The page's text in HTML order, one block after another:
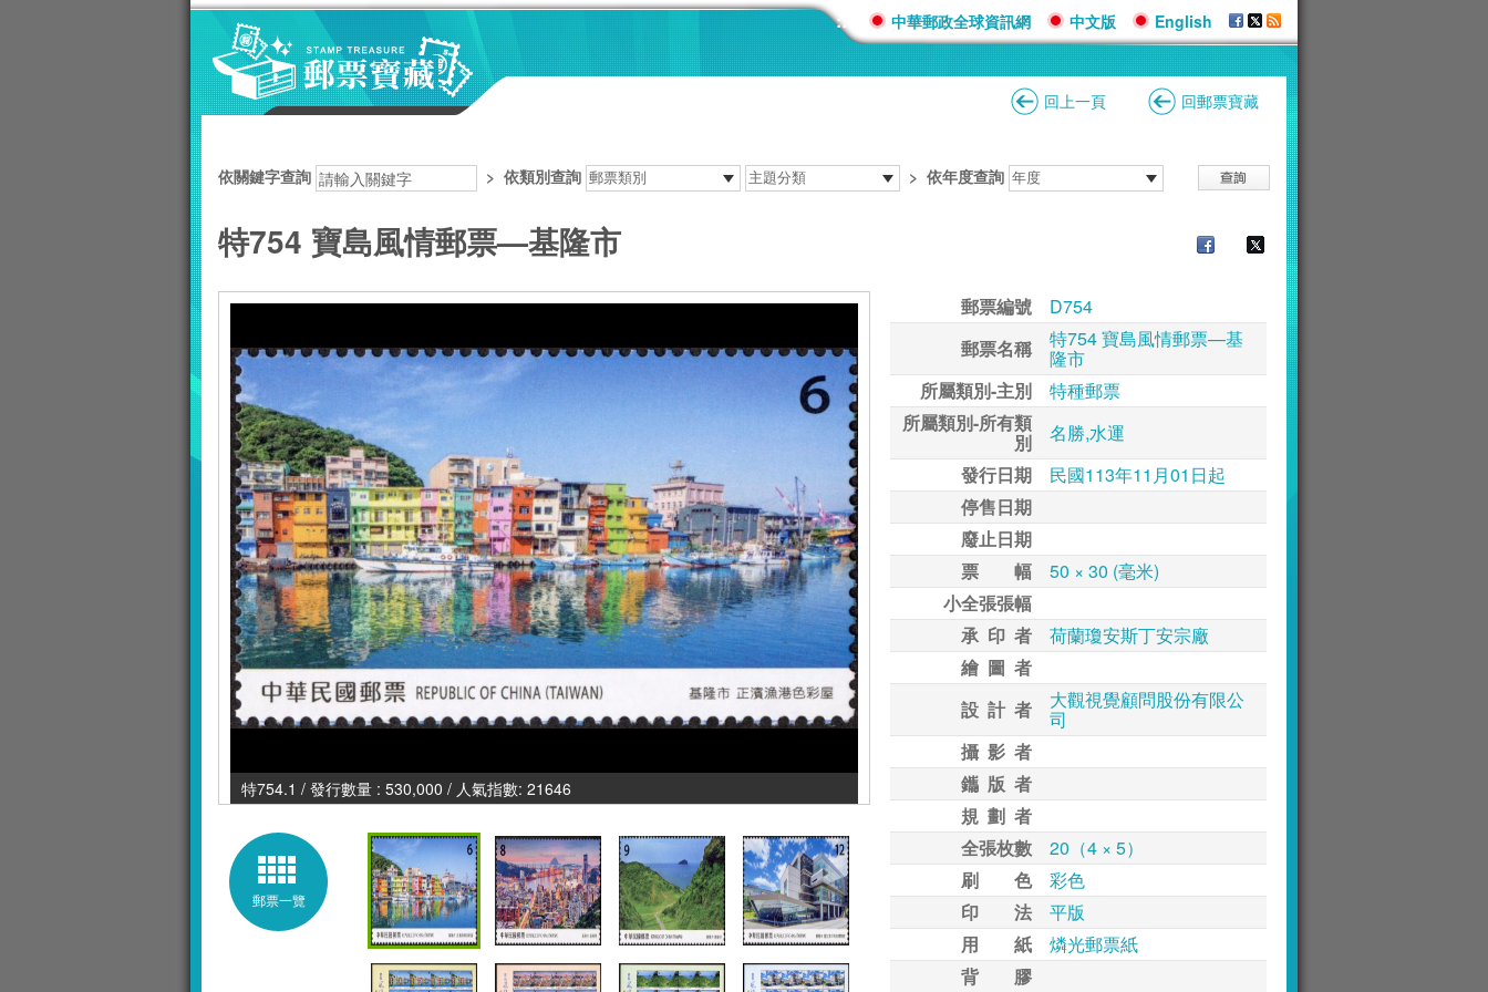
::: 中華郵政全球資訊網 中文版 English
回上一頁 回郵票寶藏
依關鍵字查詢 > 依類別查詢 > 依年度查詢
特754 寶島風情郵票—基隆市
特754.1 / 發行數量 : 530,000 / 人氣指數: 21646
郵票一覽
郵票編號
D754
郵票名稱
特754 寶島風情郵票—基
隆市
所屬類別-主別
特種郵票
所屬類別-所有類
別
名勝,水運
發行日期
民國113年11月01日起
停售日期
廢止日期
票 幅
50 × 30 (毫米)
小全張張幅
承 印 者
荷蘭瓊安斯丁安宗廠
繪 圖 者
設 計 者
大觀視覺顧問股份有限公
司
攝 影 者
鑴 版 者
規 劃 者
全張枚數
20（4 × 5）
刷 色
彩色
印 法
平版
用 紙
燐光郵票紙
背 膠